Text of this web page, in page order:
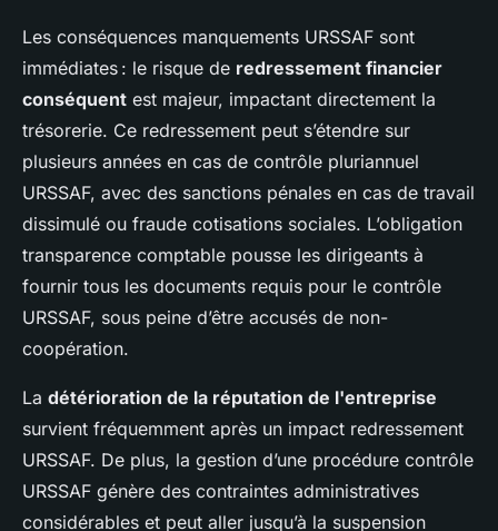
Les conséquences manquements URSSAF sont
immédiates : le risque de redressement financier
conséquent est majeur, impactant directement la
trésorerie. Ce redressement peut s’étendre sur
plusieurs années en cas de contrôle pluriannuel
URSSAF, avec des sanctions pénales en cas de travail
dissimulé ou fraude cotisations sociales. L’obligation
transparence comptable pousse les dirigeants à
fournir tous les documents requis pour le contrôle
URSSAF, sous peine d’être accusés de non-
coopération.
La détérioration de la réputation de l'entreprise
survient fréquemment après un impact redressement
URSSAF. De plus, la gestion d’une procédure contrôle
URSSAF génère des contraintes administratives
considérables et peut aller jusqu’à la suspension